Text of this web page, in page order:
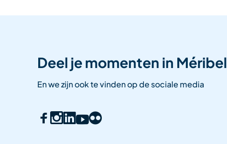
Deel je momenten in Méribel
En we zijn ook te vinden op de sociale media